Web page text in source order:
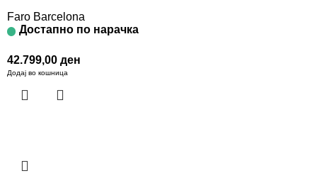
Faro Barcelona
Достапно по нарачка
42.799,00 ден
Додај во кошница